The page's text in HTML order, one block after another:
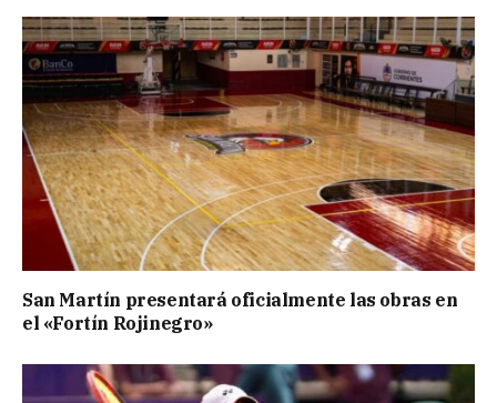
San Martín presentará oficialmente las obras en
el «Fortín Rojinegro»